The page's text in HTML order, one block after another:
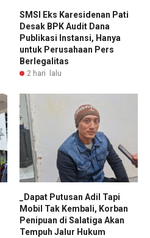
SMSI Eks Karesidenan Pati
Desak BPK Audit Dana
Publikasi Instansi, Hanya
untuk Perusahaan Pers
Berlegalitas
2 hari lalu
_Dapat Putusan Adil Tapi
Mobil Tak Kembali, Korban
Penipuan di Salatiga Akan
Tempuh Jalur Hukum